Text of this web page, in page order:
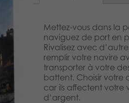
Mettez-vous dans la
naviguez de port en
Rivalisez avec
remplir votre navire
transporter à votre
battent. Choisir votre
car ils affectent votre
d’argent.